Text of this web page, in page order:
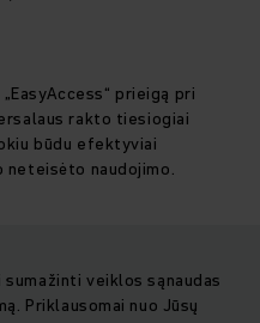
prieigą pri
rakto tiesiogiai
būdu efektyviai
neteisėto naudojimo.
veiklos sąnaudas
Priklausomai nuo Jūsų